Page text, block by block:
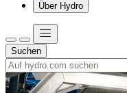
Über Hydro
Suchen